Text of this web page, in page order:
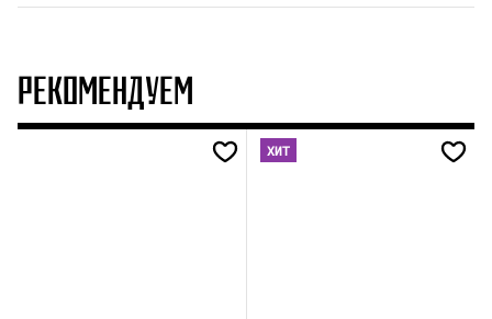
РЕКОМЕНДУЕМ
ХИТ